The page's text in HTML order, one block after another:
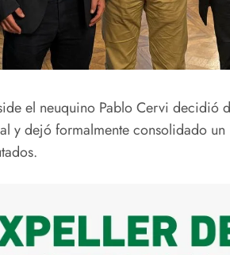
el neuquino Pablo Cervi decidió
y dejó formalmente consolidado un